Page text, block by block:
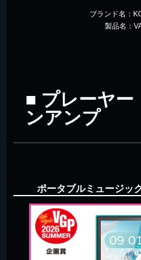
ブランド名：
製品名：
■ プレーヤー
ンアンプ
ポータブルミュージッ